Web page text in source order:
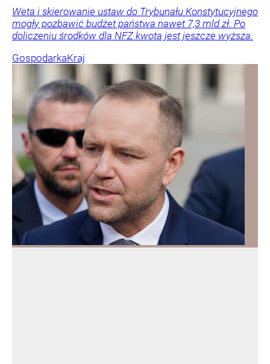
Weta i skierowanie ustaw do Trybunału Konstytucyjnego
mogły pozbawić budżet państwa nawet 7,3 mld zł. Po
doliczeniu środków dla NFZ kwota jest jeszcze wyższa.
GospodarkaKraj